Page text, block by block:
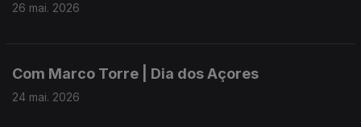
26 mai. 2026
Com Marco Torre | Dia dos Açores
24 mai. 2026